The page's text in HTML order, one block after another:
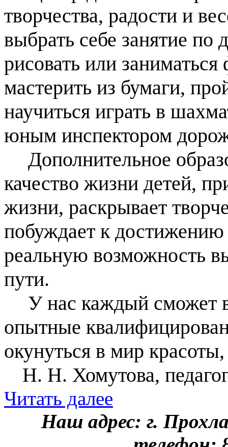
творчества, радости и
выбрать себе занятие по
рисовать или
мастерить из бумаги,
научиться играть в
юным инспектором
Дополнительное
качество жизни детей,
жизни, раскрывает
побуждает к достижению
реальную возможность
пути.
У нас каждый сможет
опытные
окунуться в мир
Н. Н. Хомутова,
Читать далее
Наш адрес: г.